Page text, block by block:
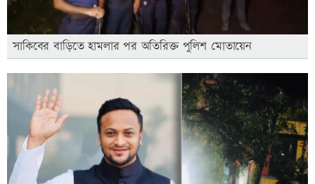
সাকিবের বাড়িতে হামলার পর অতিরিক্ত পুলিশ মোতায়েন